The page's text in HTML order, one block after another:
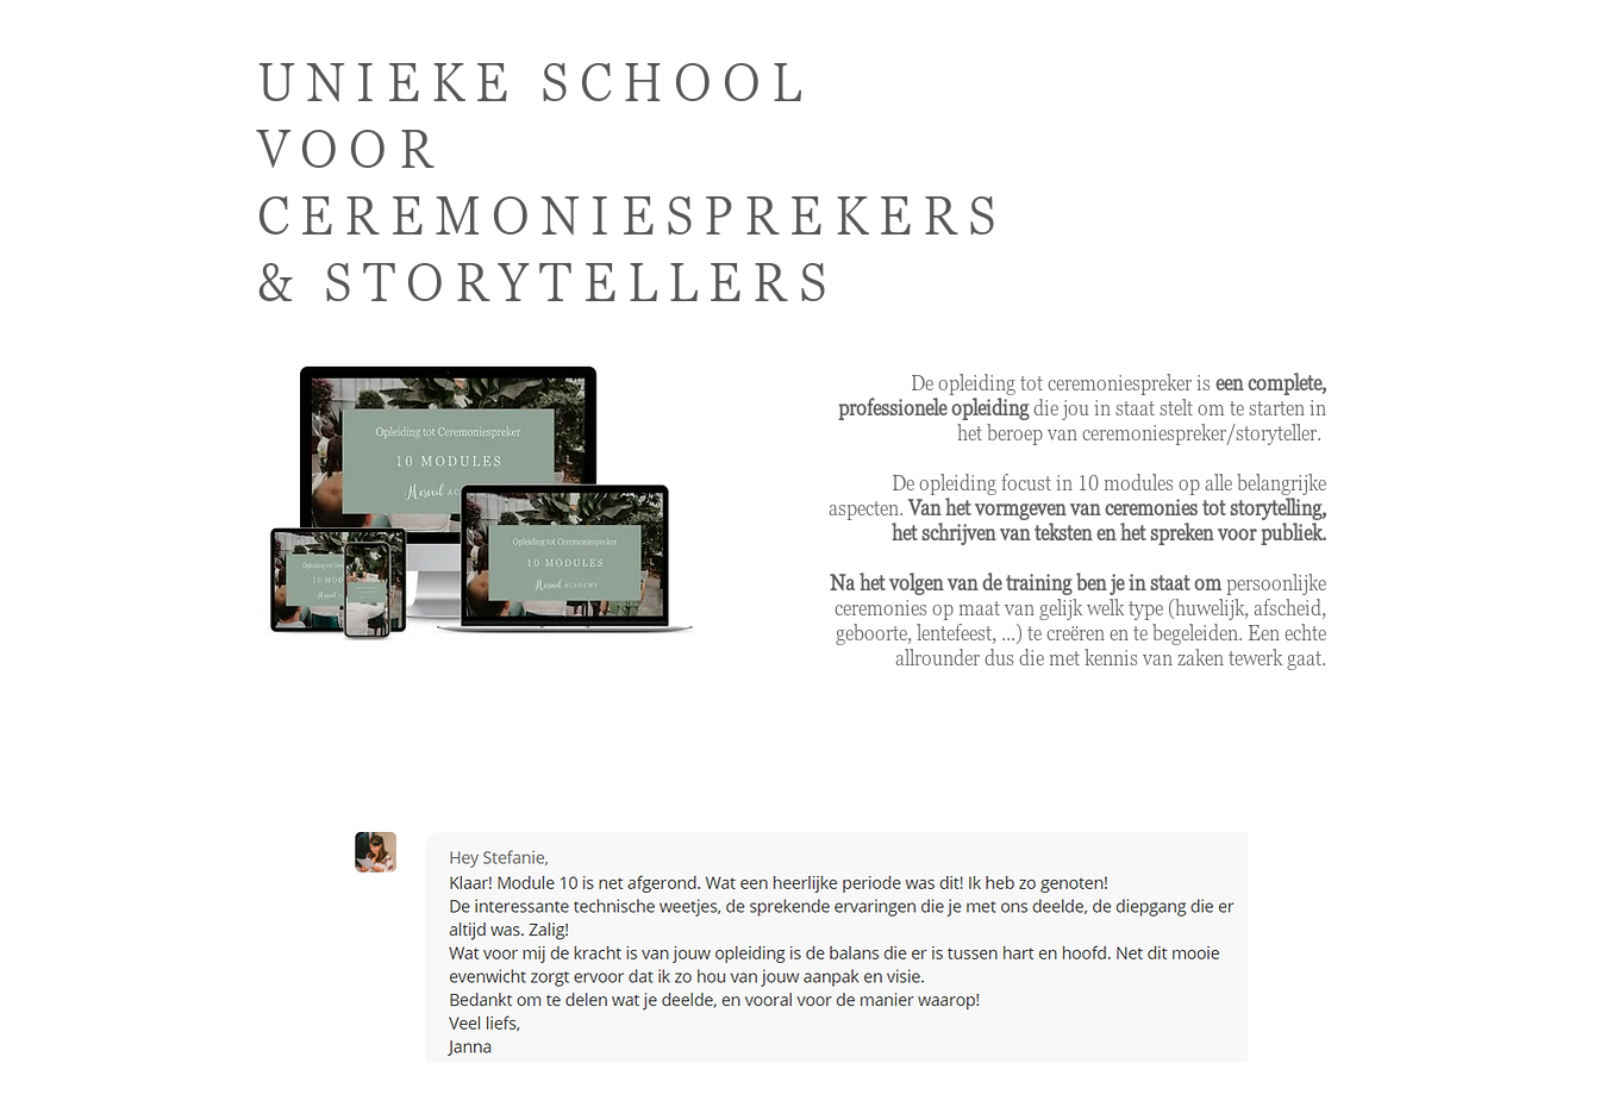
UNIEKE SCHOOL
VOOR
CEREMONIESPREKERS
& STORYTELLERS
De opleiding tot ceremoniespreker is een complete,
professionele opleidingdie jou in staat stelt om te starten in
het beroep van ceremoniespreker/storyteller.
De opleiding focust in 10 modules op alle belangrijke
aspecten.Van het vormgeven van ceremonies tot storytelling,
het schrijven van teksten en het spreken voor publiek.
Na het volgen van de training ben je in staat ompersoonlijke
ceremonies op maat van gelijk welk type (huwelijk, afscheid,
geboorte, lentefeest, ...) te creëren en te begeleiden. Een echte
allrounder dus die met kennis van zaken tewerk gaat.